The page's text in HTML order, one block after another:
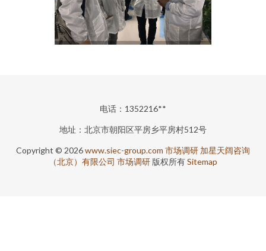
电话：1352216**
地址：北京市朝阳区平房乡平房村512号
Copyright © 2026www.siec-group.com 市场调研 加星天阔咨询
（北京）有限公司 市场调研 版权所有Sitemap